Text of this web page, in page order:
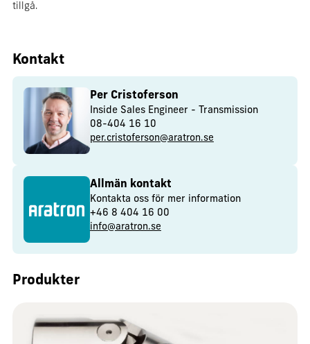
tillgå.
Kontakt
Per Cristoferson
Inside Sales Engineer - Transmission
08-404 16 10
per.cristoferson@aratron.se
Allmän kontakt
Kontakta oss för mer information
+46 8 404 16 00
info@aratron.se
Produkter